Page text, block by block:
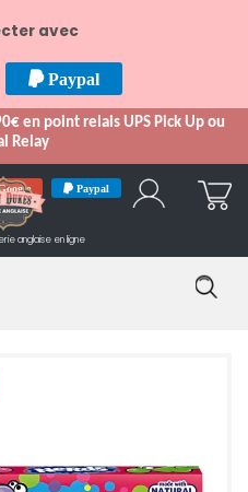
avec
Paypal
en point relais UPS Pick Up ou
Relay
Paypal
anglaise en ligne